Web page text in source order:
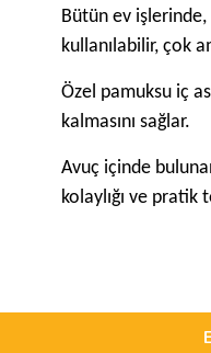
Bütün ev işlerinde,
kullanılabilir, çok
Özel pamuksu iç
kalmasını sağlar.
Avuç içinde
kolaylığı ve pratik
kullanarak tarafımıza
Görüş ve önerileriniz için